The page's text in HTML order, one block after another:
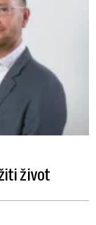
život